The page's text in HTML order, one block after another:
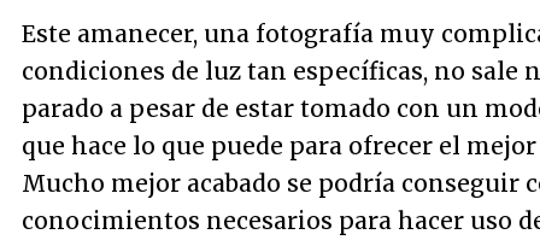
Este amanecer, una fotografía muy
condiciones de luz tan específicas, no sale
parado a pesar de estar tomado con un
que hace lo que puede para ofrecer el
Mucho mejor acabado se podría conseguir
conocimientos necesarios para hacer uso